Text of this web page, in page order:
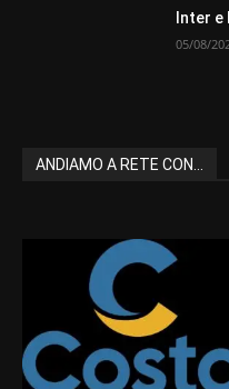
Inter
05/08/
ANDIAMO A RETE CON...